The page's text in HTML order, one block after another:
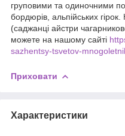
груповими та одиночними
бордюрів, альпійських
(саджанці айстри
можете на нашому сайті
sazhentsy-tsvetov-
Приховати
Характеристики